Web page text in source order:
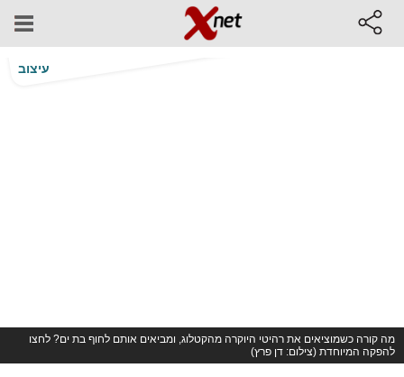
עיצוב
מה קורה כשמוציאים את רהיטי היוקרה מהקטלוג, ומביאים אותם לחוף בת ים? לחצו
להפקה המיוחדת (צילום: דן פרץ)